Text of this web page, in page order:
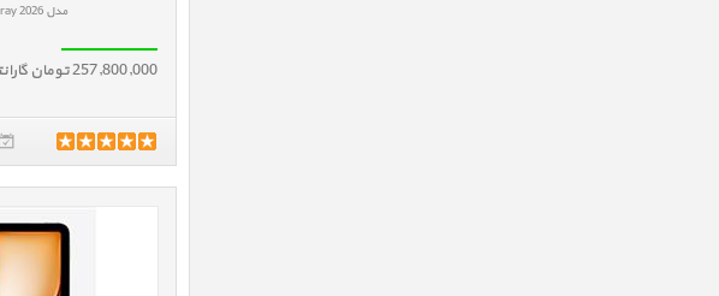
مدل iPad Air 13 inch M4 WiFi 512GB Space Gray 2026
257,800,000 تومان گارانتی بین الملل - 7 روز مهلت تست